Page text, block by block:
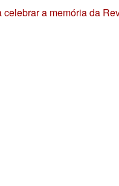
a memória da